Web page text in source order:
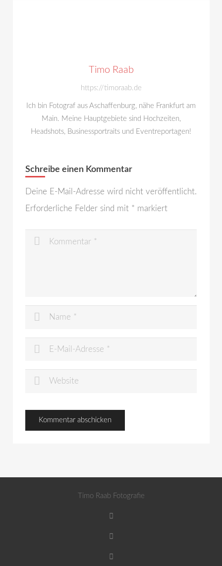
Timo Raab
https://timoraab.de
Ich bin Fotograf aus Aschaffenburg, nähe Frankfurt am
Main. Meine Hauptgebiete sind Hochzeiten,
Headshots, Businessportraits und Eventreportagen!
Schreibe einen Kommentar
Deine E-Mail-Adresse wird nicht veröffentlicht.
Erforderliche Felder sind mit * markiert
Timo Raab Fotografie